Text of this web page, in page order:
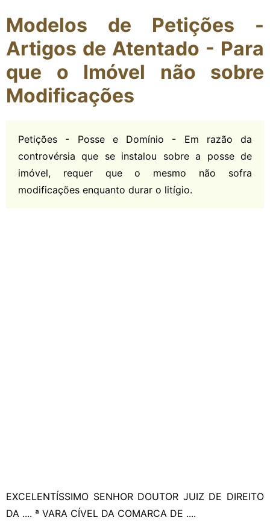
Modelos de Petições -
Artigos de Atentado - Para
que o Imóvel não sobre
Modificações
Petições - Posse e Domínio - Em razão da
controvérsia que se instalou sobre a posse de
imóvel, requer que o mesmo não sofra
modificações enquanto durar o litígio.
EXCELENTÍSSIMO SENHOR DOUTOR JUIZ DE DIREITO
DA .... ª VARA CÍVEL DA COMARCA DE ....